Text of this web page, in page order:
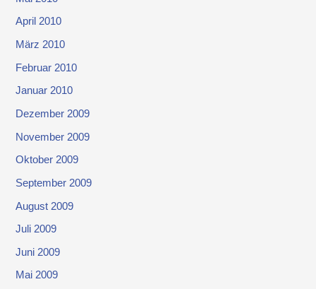
April 2010
März 2010
Februar 2010
Januar 2010
Dezember 2009
November 2009
Oktober 2009
September 2009
August 2009
Juli 2009
Juni 2009
Mai 2009